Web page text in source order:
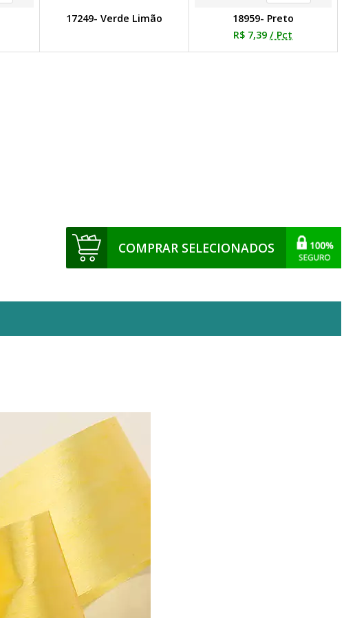
17249- Verde Limão
18959- Preto
R$ 7,39 / Pct
COMPRAR SELECIONADOS